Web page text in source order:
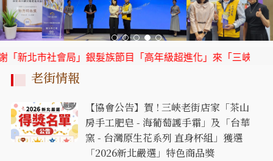
社會局」銀髮族節目「高年級超進化」來「三峽老街」取景
老街情報
【協會公告】賀 ! 三峽老街店家「茶山
房手工肥皂 - 海葡萄護手霜」及「台華
窯 - 台灣原生花系列 直身杯組」獲選
「2026新北嚴選」特色商品獎